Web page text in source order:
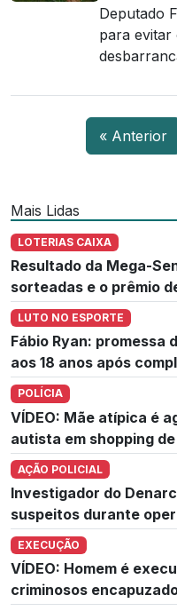
Deputado
para evitar
« Anterior
Mais Lidas
LOTERIAS CAIXA
Resultado da Mega-
sorteadas e o prêmio
LUTO NO ESPORTE
Fábio Ryan: promessa
aos 18 anos após
POLÍCIA
VÍDEO: Mãe atípica é
autista em shopping
AÇÃO POLICIAL
Investigador do
suspeitos durante
EXECUÇÃO
VÍDEO: Homem é
criminosos